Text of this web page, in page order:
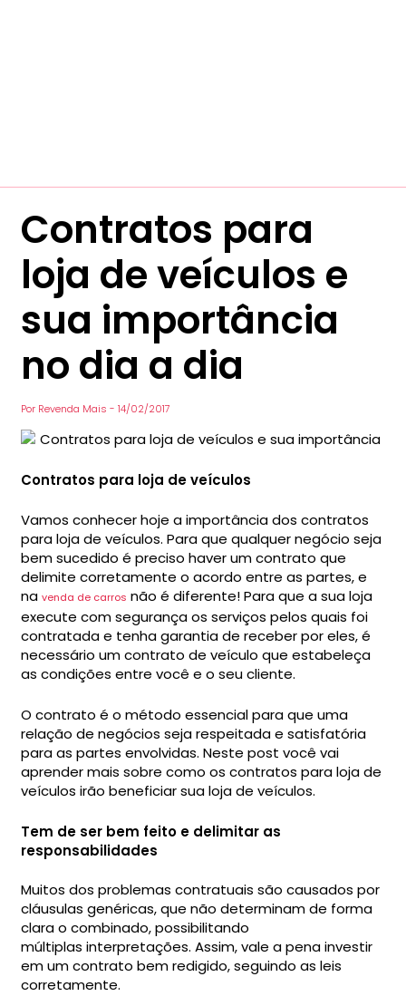
Contratos para
loja de veículos e
sua importância
no dia a dia
Por Revenda Mais-14/02/2017
Contratos para loja de veículos
Vamos conhecer hoje a importância dos contratos
para loja de veículos. Para que qualquer negócio seja
bem sucedido é preciso haver um contrato que
delimite corretamente o acordo entre as partes, e
navenda de carros não é diferente! Para que a sua loja
execute com segurança os serviços pelos quais foi
contratada e tenha garantia de receber por eles, é
necessário um contrato de veículo que estabeleça
as condições entre você e o seu cliente.
O contrato é o método essencial para que uma
relação de negócios seja respeitada e satisfatória
para as partes envolvidas. Neste post você vai
aprender mais sobre como os contratos para loja de
veículos irão beneficiar sua loja de veículos.
Tem de ser bem feito e delimitar as
responsabilidades
Muitos dos problemas contratuais são causados por
cláusulas genéricas, que não determinam de forma
clara o combinado, possibilitando
múltiplas interpretações. Assim, vale a pena investir
em um contrato bem redigido, seguindo as leis
corretamente.